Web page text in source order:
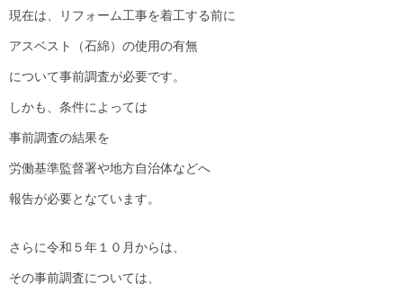
現在は、リフォーム工事を着工する前に
アスベスト（石綿）の使用の有無
について事前調査が必要です。
しかも、条件によっては
事前調査の結果を
労働基準監督署や地方自治体などへ
報告が必要となています。
さらに令和５年１０月からは、
その事前調査については、